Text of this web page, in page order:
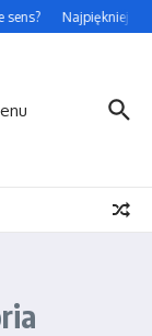
sens?